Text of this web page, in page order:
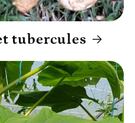
tubercules